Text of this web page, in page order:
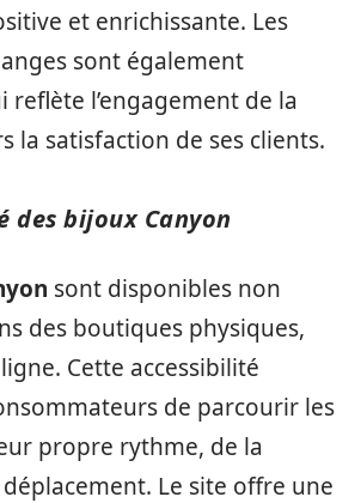
et enrichissante. Les
sont également
reflète l’engagement de la
la satisfaction de ses clients.
des bijoux Canyon
sont disponibles non
des boutiques physiques,
Cette accessibilité
de parcourir les
propre rythme, de la
Le site offre une